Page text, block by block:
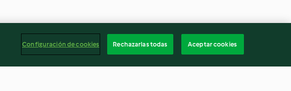
Configuración de cookies Rechazarlas todas Aceptar cookies